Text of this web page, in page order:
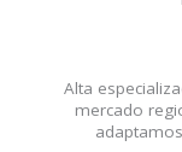
Alta
mercado